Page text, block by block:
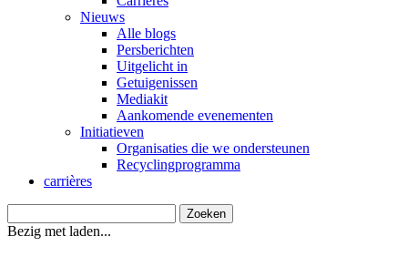
Nieuws
Alle blogs
Persberichten
Uitgelicht in
Getuigenissen
Mediakit
Aankomende evenementen
Initiatieven
Organisaties die we ondersteunen
Recyclingprogramma
carrières
Bezig met laden...